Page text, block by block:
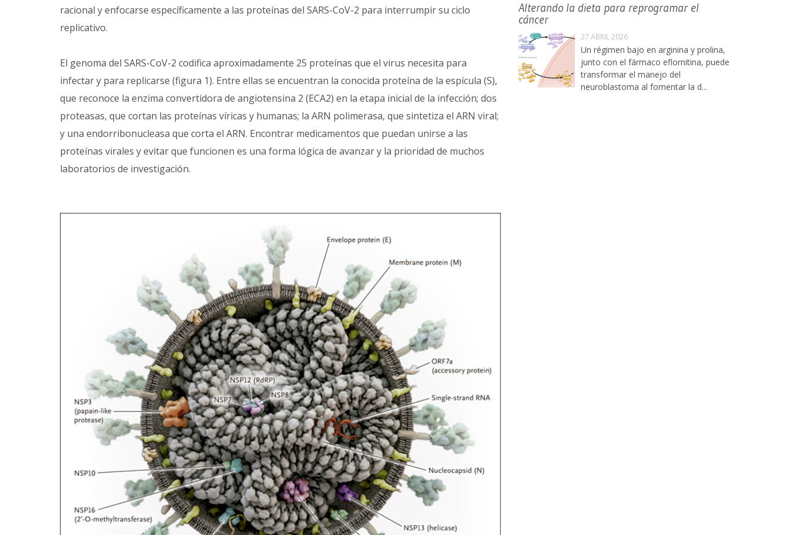
racional y enfocarse específicamente a las proteínas del SARS-CoV-2 para interrumpir su ciclo
replicativo.
El genoma del SARS-CoV-2 codifica aproximadamente 25 proteínas que el virus necesita para
infectar y para replicarse (figura 1). Entre ellas se encuentran la conocida proteína de la espícula (S),
que reconoce la enzima convertidora de angiotensina 2 (ECA2) en la etapa inicial de la infección; dos
proteasas, que cortan las proteínas víricas y humanas; la ARN polimerasa, que sintetiza el ARN viral;
y una endorribonucleasa que corta el ARN. Encontrar medicamentos que puedan unirse a las
proteínas virales y evitar que funcionen es una forma lógica de avanzar y la prioridad de muchos
laboratorios de investigación.
Alterando la dieta para reprogramar el
cáncer
27 ABRIL 2026
Un régimen bajo en arginina y prolina,
junto con el fármaco eflornitina, puede
transformar el manejo del
neuroblastoma al fomentar la d...